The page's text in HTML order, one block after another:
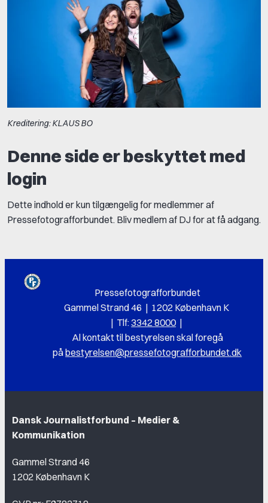
Kreditering: KLAUS BO
Denne side er beskyttet med
login
Dette indhold er kun tilgængelig for medlemmer af
Pressefotografforbundet. Bliv medlem af DJ for at få adgang.
Pressefotografforbundet
Gammel Strand 46 | 1202 København K
| Tlf:3342 8000|
Al kontakt til bestyrelsen skal foregå
påbestyrelsen@pressefotografforbundet.dk
Dansk Journalistforbund – Medier &
Kommunikation
Gammel Strand 46
1202 København K